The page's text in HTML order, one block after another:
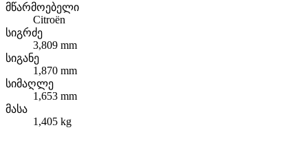
მწარმოებელი
Citroën
სიგრძე
3,809 mm
სიგანე
1,870 mm
სიმაღლე
1,653 mm
მასა
1,405 kg